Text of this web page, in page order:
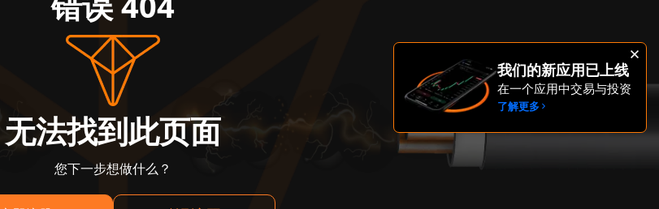
无法找到此页面
您下一步想做什么？
我们的新应用已上线
在一个应用中交易与投资
了解更多